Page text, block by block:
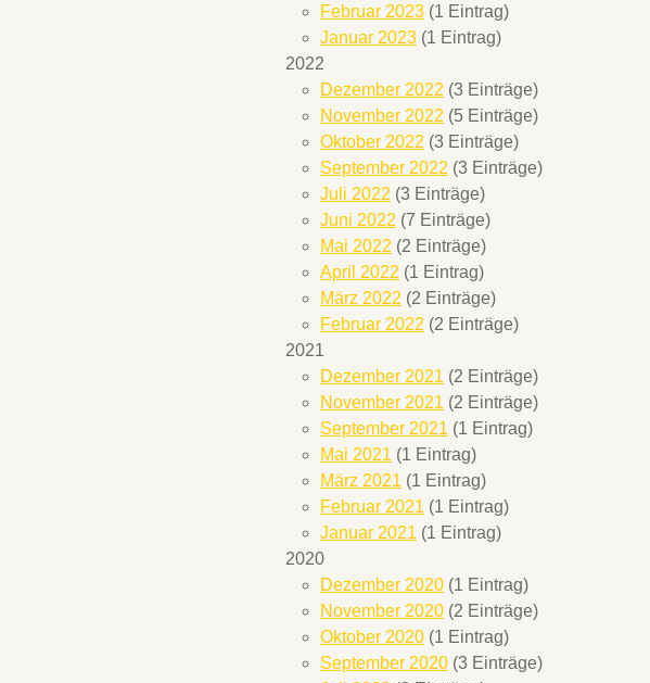
Februar 2023 (1 Eintrag)
Januar 2023 (1 Eintrag)
2022
Dezember 2022 (3 Einträge)
November 2022 (5 Einträge)
Oktober 2022 (3 Einträge)
September 2022 (3 Einträge)
Juli 2022 (3 Einträge)
Juni 2022 (7 Einträge)
Mai 2022 (2 Einträge)
April 2022 (1 Eintrag)
März 2022 (2 Einträge)
Februar 2022 (2 Einträge)
2021
Dezember 2021 (2 Einträge)
November 2021 (2 Einträge)
September 2021 (1 Eintrag)
Mai 2021 (1 Eintrag)
März 2021 (1 Eintrag)
Februar 2021 (1 Eintrag)
Januar 2021 (1 Eintrag)
2020
Dezember 2020 (1 Eintrag)
November 2020 (2 Einträge)
Oktober 2020 (1 Eintrag)
September 2020 (3 Einträge)